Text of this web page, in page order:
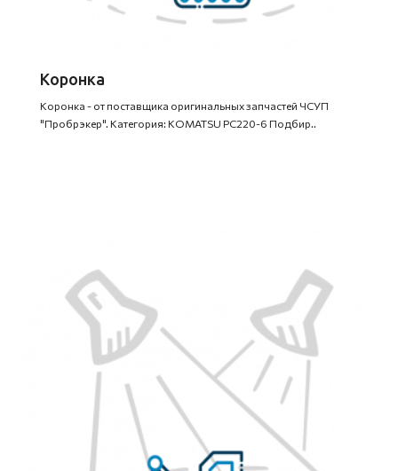
Коронка
Коронка - от поставщика оригинальных запчастей ЧСУП
"Пробрэкер". Категория: KOMATSU PC220-6 Подбир..